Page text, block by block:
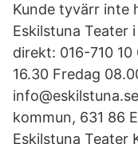
Kunde tyvärr inte
Eskilstuna Teater
direkt: 016-710
16.30 Fredag
kommun, 631 86
Eskilstuna Teater